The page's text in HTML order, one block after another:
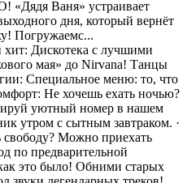
«Дядя Ваня» устраивает
дня, который вернёт
Погружаемс...
хит: Дискотека с лучшими
мая» до Nirvana! Танцы
Специальное меню: то, что
Не хочешь ехать ночью?
уютный номер в нашем
утром с сытным завтраком. ·
Можно приехать
по предварительной
это было! Обними старых